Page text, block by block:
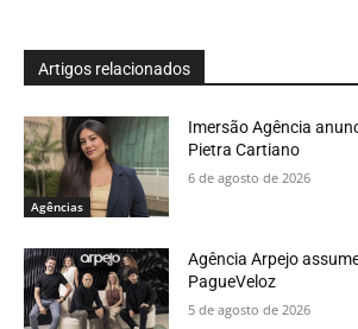
Artigos relacionados
Agências
Imersão Agência
Pietra Cartiano
6 de agosto de 2026
Agência Arpejo
PagueVeloz
5 de agosto de 2026